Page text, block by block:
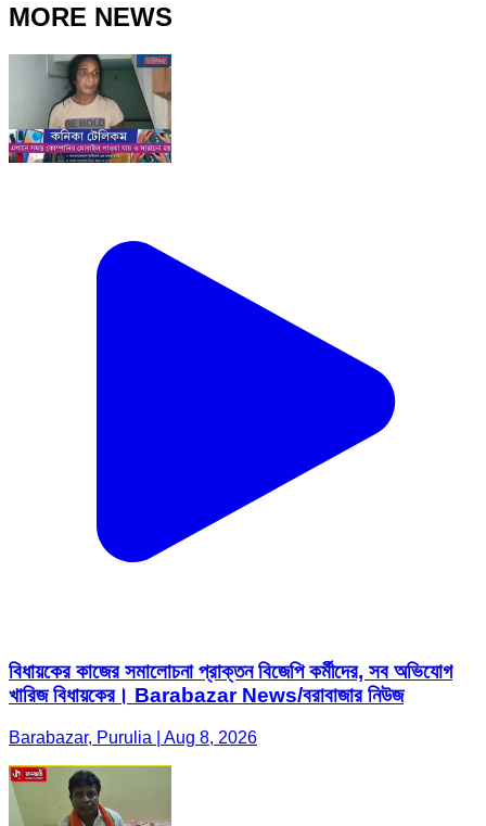
MORE NEWS
বিধায়কের কাজের সমালোচনা প্রাক্তন বিজেপি কর্মীদের, সব অভিযোগ
খারিজ বিধায়কের। Barabazar News/বরাবাজার নিউজ
Barabazar, Purulia | Aug 8, 2026